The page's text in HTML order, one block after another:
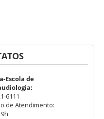
Escola de
6111
de Atendimento: